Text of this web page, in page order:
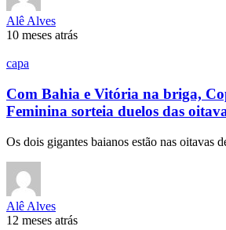
Alê Alves
10 meses atrás
capa
Com Bahia e Vitória na briga,
Feminina sorteia duelos das
Os dois gigantes baianos estão nas oitavas
Alê Alves
12 meses atrás